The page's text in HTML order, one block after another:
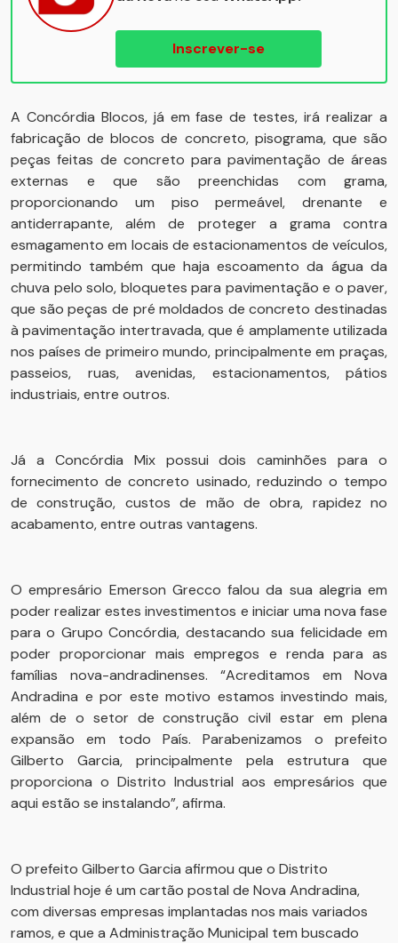
Inscrever-se
A Concórdia Blocos, já em fase de testes, irá realizar a
fabricação de blocos de concreto, pisograma, que são
peças feitas de concreto para pavimentação de áreas
externas e que são preenchidas com grama,
proporcionando um piso permeável, drenante e
antiderrapante, além de proteger a grama contra
esmagamento em locais de estacionamentos de veículos,
permitindo também que haja escoamento da água da
chuva pelo solo, bloquetes para pavimentação e o paver,
que são peças de pré moldados de concreto destinadas
à pavimentação intertravada, que é amplamente utilizada
nos países de primeiro mundo, principalmente em praças,
passeios, ruas, avenidas, estacionamentos, pátios
industriais, entre outros.
Já a Concórdia Mix possui dois caminhões para o
fornecimento de concreto usinado, reduzindo o tempo
de construção, custos de mão de obra, rapidez no
acabamento, entre outras vantagens.
O empresário Emerson Grecco falou da sua alegria em
poder realizar estes investimentos e iniciar uma nova fase
para o Grupo Concórdia, destacando sua felicidade em
poder proporcionar mais empregos e renda para as
famílias nova-andradinenses. “Acreditamos em Nova
Andradina e por este motivo estamos investindo mais,
além de o setor de construção civil estar em plena
expansão em todo País. Parabenizamos o prefeito
Gilberto Garcia, principalmente pela estrutura que
proporciona o Distrito Industrial aos empresários que
aqui estão se instalando”, afirma.
O prefeito Gilberto Garcia afirmou que o Distrito
Industrial hoje é um cartão postal de Nova Andradina,
com diversas empresas implantadas nos mais variados
ramos, e que a Administração Municipal tem buscado